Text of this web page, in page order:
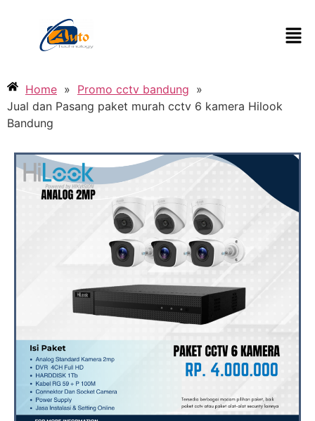
Home » Promo cctv bandung »
Jual dan Pasang paket murah cctv 6 kamera Hilook
Bandung